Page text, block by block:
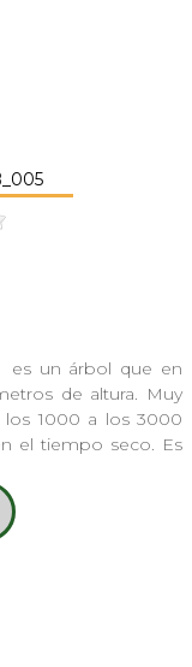
es un árbol que en
de altura. Muy
los 1000 a los 3000
el tiempo seco. Es